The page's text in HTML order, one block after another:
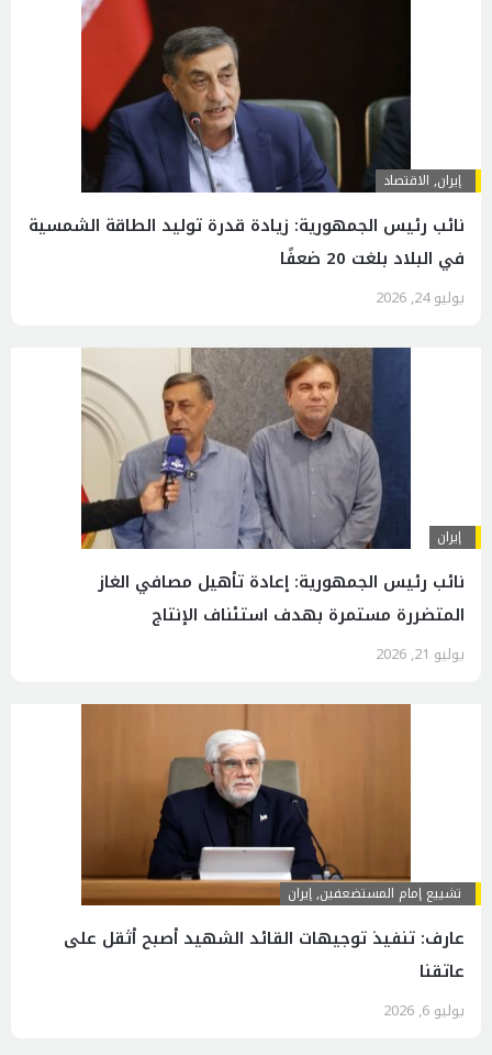
إيران, الاقتصاد
نائب رئيس الجمهورية: زيادة قدرة توليد الطاقة الشمسية
في البلاد بلغت 20 ضعفًا
يوليو 24, 2026
إيران
نائب رئيس الجمهورية: إعادة تأهيل مصافي الغاز
المتضررة مستمرة بهدف استئناف الإنتاج
يوليو 21, 2026
تشييع إمام المستضعفين,إيران
عارف: تنفيذ توجيهات القائد الشهيد أصبح أثقل على
عاتقنا
يوليو 6, 2026